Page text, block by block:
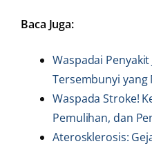
Baca Juga:
Waspadai
Tersembunyi yang
Waspada Stroke!
Pemulihan, dan
Aterosklerosis: